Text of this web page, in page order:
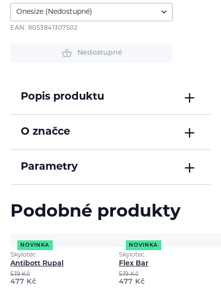
EAN: 8053841307502
Nedostupné
Popis produktu
O značce
Parametry
Podobné produkty
NOVINKA
Skylotec
Antibott Rupal
519Kč
477 Kč
NOVINKA
Skylotec
Flex Bar
519Kč
477 Kč